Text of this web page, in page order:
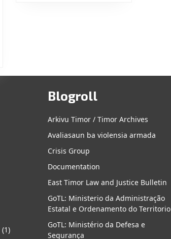
(1)
Blogroll
Arkivu Timor / Timor Archives
Avaliasaun ba violensia armada
Crisis Group
Documentation
East Timor Law and Justice Bulletin
GoTL: Ministerio da Administração
Estatal e Ordenamento do Territorio
GoTL: Ministério da Defesa e
Segurança